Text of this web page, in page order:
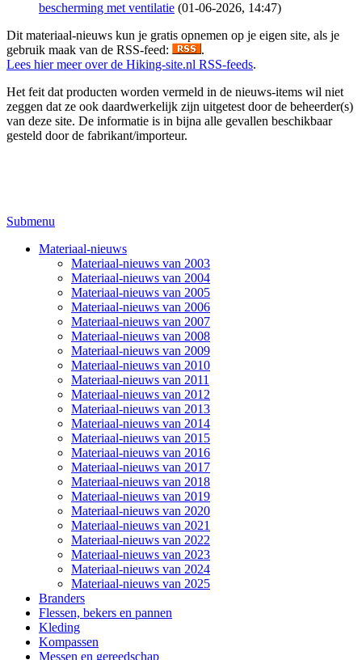
bescherming met ventilatie (01-06-2026, 14:47)
Dit materiaal-nieuws kun je gratis opnemen op je eigen site, als je
gebruik maak van de RSS-feed:
.
Lees hier meer over de Hiking-site.nl RSS-feeds.
Het feit dat producten worden vermeld in de nieuws-items wil niet
zeggen dat ze ook daardwerkelijk zijn uitgetest door de beheerder(s)
van deze site. De informatie is in bijna alle gevallen beschikbaar
gesteld door de fabrikant/importeur.
Submenu
Materiaal-nieuws
Materiaal-nieuws van 2003
Materiaal-nieuws van 2004
Materiaal-nieuws van 2005
Materiaal-nieuws van 2006
Materiaal-nieuws van 2007
Materiaal-nieuws van 2008
Materiaal-nieuws van 2009
Materiaal-nieuws van 2010
Materiaal-nieuws van 2011
Materiaal-nieuws van 2012
Materiaal-nieuws van 2013
Materiaal-nieuws van 2014
Materiaal-nieuws van 2015
Materiaal-nieuws van 2016
Materiaal-nieuws van 2017
Materiaal-nieuws van 2018
Materiaal-nieuws van 2019
Materiaal-nieuws van 2020
Materiaal-nieuws van 2021
Materiaal-nieuws van 2022
Materiaal-nieuws van 2023
Materiaal-nieuws van 2024
Materiaal-nieuws van 2025
Branders
Flessen, bekers en pannen
Kleding
Kompassen
Messen en gereedschap